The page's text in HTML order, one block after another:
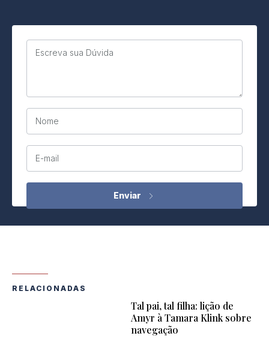
Escreva sua Dúvida
Nome
E-mail
RELACIONADAS
Tal pai, tal filha: lição de
Amyr à Tamara Klink sobre
navegação